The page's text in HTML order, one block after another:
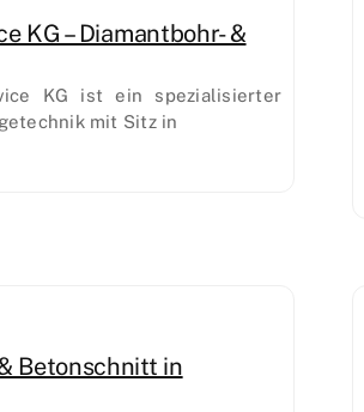
KG – Diamantbohr- &
KG ist ein spezialisierter
mit Sitz in
Betonschnitt in